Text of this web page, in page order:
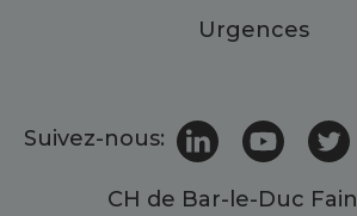
Urgences
Suivez-nous:
CH de Bar-le-Duc